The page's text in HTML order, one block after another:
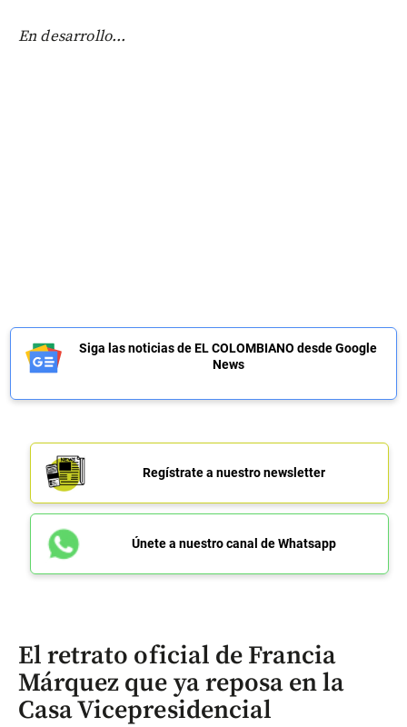
En desarrollo...
Siga las noticias de EL COLOMBIANO desde Google
News
Regístrate a nuestro newsletter
Únete a nuestro canal de Whatsapp
El retrato oficial de Francia
Márquez que ya reposa en la
Casa Vicepresidencial